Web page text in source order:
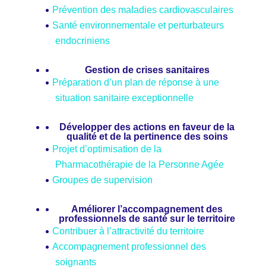
Prévention des maladies cardiovasculaires
Santé environnementale et perturbateurs
endocriniens
Gestion de crises sanitaires
Préparation d’un plan de réponse à une
situation sanitaire exceptionnelle
Développer des actions en faveur de la
qualité et de la pertinence des soins
Projet d’optimisation de la
Pharmacothérapie de la Personne Agée
Groupes de supervision
Améliorer l’accompagnement des
professionnels de santé sur le territoire
Contribuer à l’attractivité du territoire
Accompagnement professionnel des
soignants